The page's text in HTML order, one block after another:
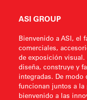
ASI GROUP
Bienvenido a ASI, el
comerciales,
de exposición visual.
diseña, construye y
integradas. De
funcionan juntos a la
bienvenido a las